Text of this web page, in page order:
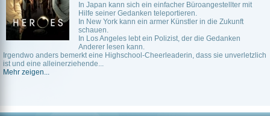
In Japan kann sich ein einfacher Büroangestellter mit
Hilfe seiner Gedanken teleportieren.
In New York kann ein armer Künstler in die Zukunft
schauen.
In Los Angeles lebt ein Polizist, der die Gedanken
Anderer lesen kann.
Irgendwo anders bemerkt eine Highschool-Cheerleaderin, dass sie unverletzlich
ist und eine alleinerziehende...
Mehr zeigen...